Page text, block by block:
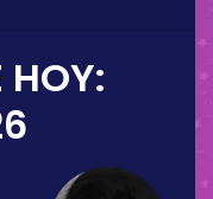
HOY: